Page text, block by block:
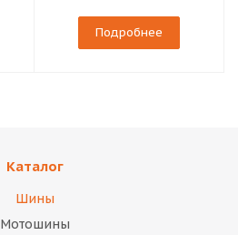
Подробнее
Каталог
Шины
Мотошины